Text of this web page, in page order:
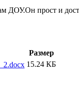
ДОУ.Он прост и
Размер
15.24 КБ